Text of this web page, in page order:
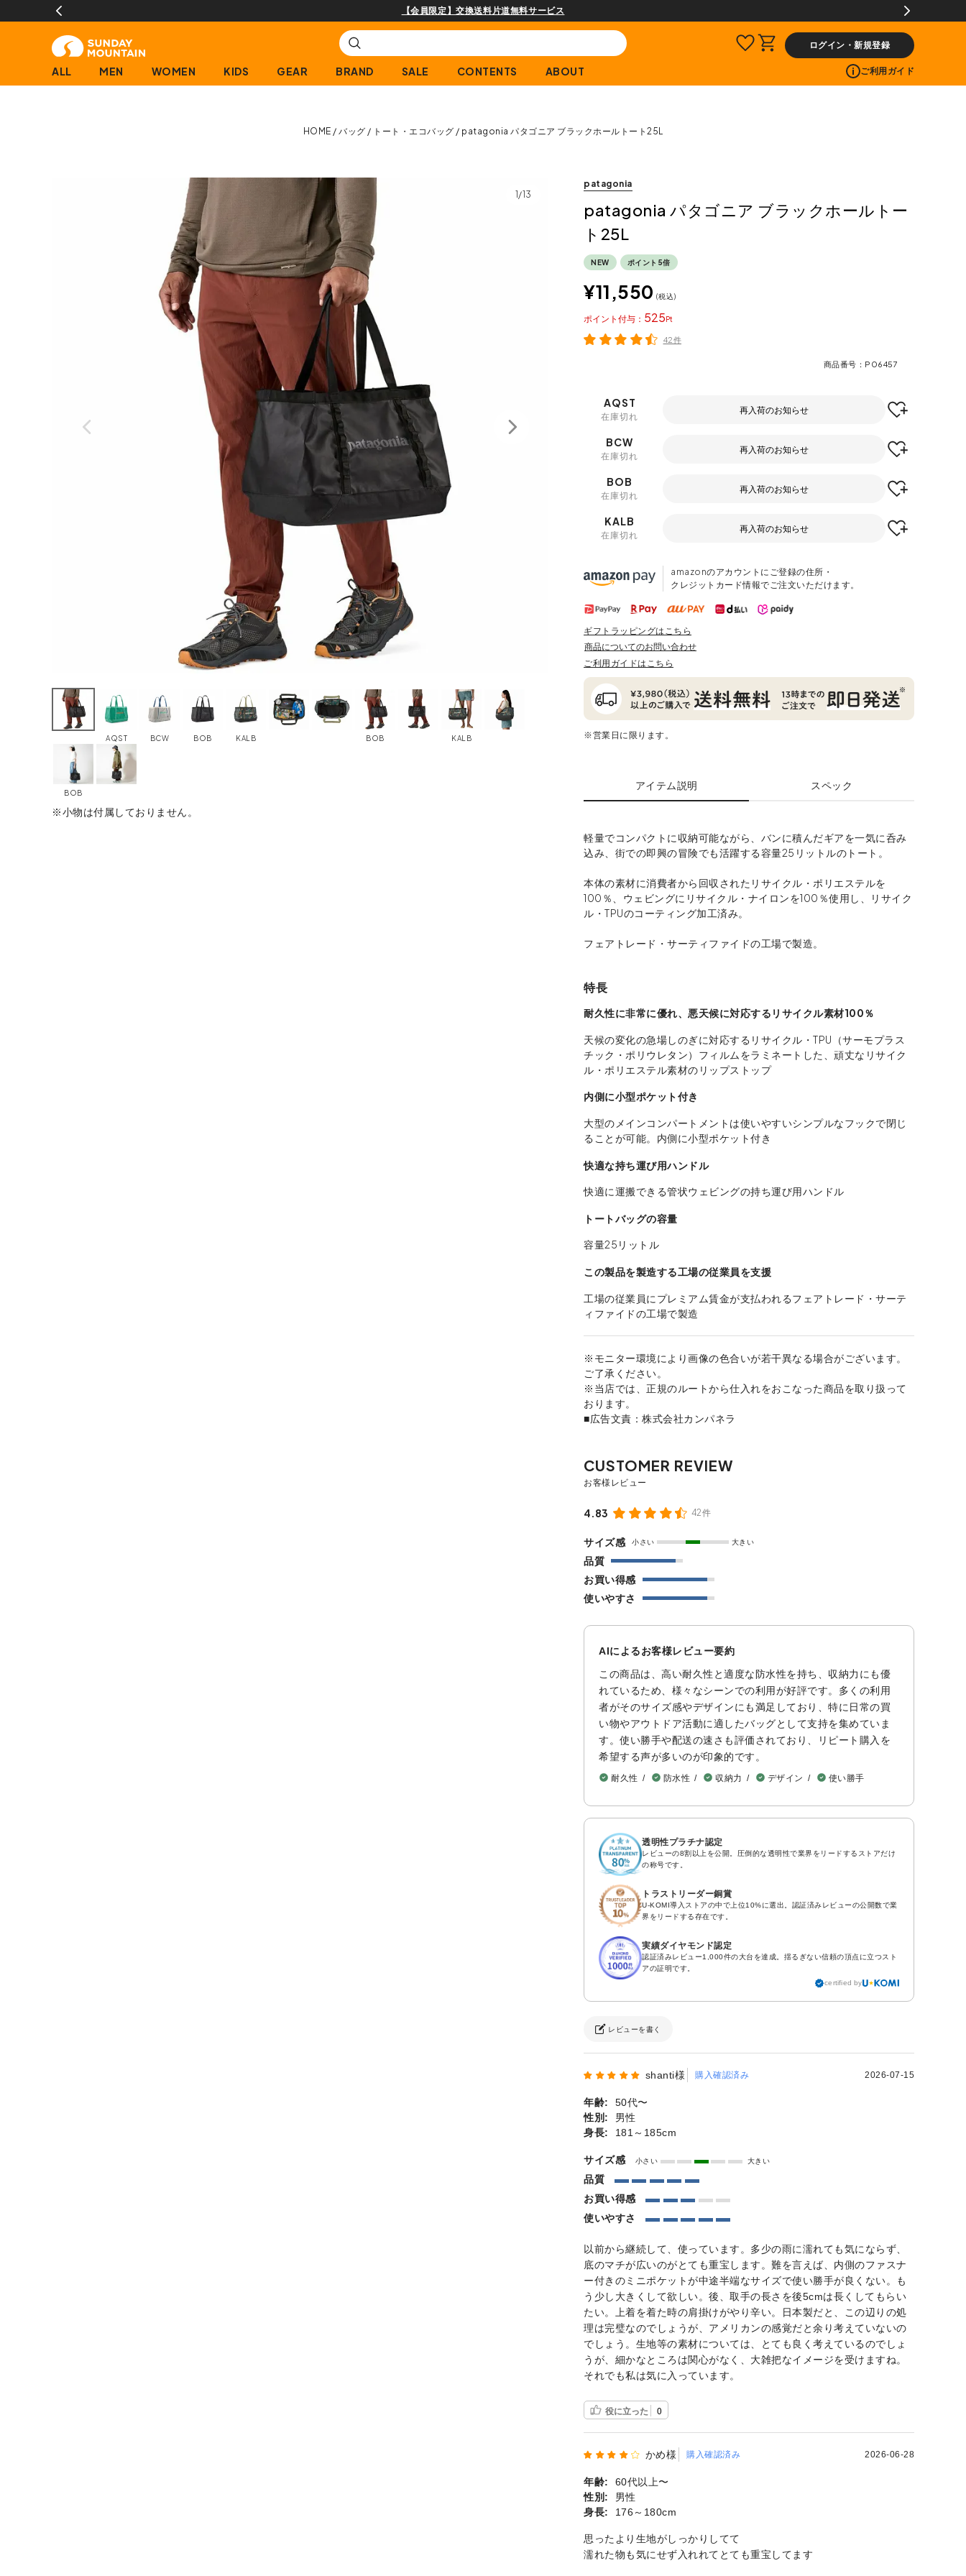
無料サービス 購入商品[¥2,000(税込)以上]のレビュー投稿で300ptプレゼント!
ログイン・新規登録
ALL MEN WOMEN KIDS GEAR BRAND SALE CONTENTS ABOUT ご利用ガイド
HOME バッグ トート・エコバッグ patagonia パタゴニア ブラックホールトート25L
1/13
AQST BCW BOB KALB BOB KALB
BOB
※小物は付属しておりません。
patagonia
patagonia パタゴニア ブラックホールトー
ト25L
NEW ポイント5倍
¥11,550 税込
525
ポイント
42件
商品番号 P06457
AQST
在庫切れ
再入荷のお知らせ
BCW
在庫切れ
再入荷のお知らせ
BOB
在庫切れ
再入荷のお知らせ
KALB
在庫切れ
再入荷のお知らせ
amazonのアカウントにご登録の住所・
クレジットカード情報でご注文いただけます。
ギフトラッピングはこちら
商品についてのお問い合わせ
ご利用ガイドはこちら
※営業日に限ります。
アイテム説明 スペック
軽量でコンパクトに収納可能ながら、バンに積んだギアを一気に呑み
込み、街での即興の冒険でも活躍する容量25リットルのトート。
本体の素材に消費者から回収されたリサイクル・ポリエステルを
100％、ウェビングにリサイクル・ナイロンを100％使用し、リサイク
ル・TPUのコーティング加工済み。
フェアトレード・サーティファイドの工場で製造。
特長
耐久性に非常に優れ、悪天候に対応するリサイクル素材100％
天候の変化の急場しのぎに対応するリサイクル・TPU（サーモプラス
チック・ポリウレタン）フィルムをラミネートした、頑丈なリサイク
ル・ポリエステル素材のリップストップ
内側に小型ポケット付き
大型のメインコンパートメントは使いやすいシンプルなフックで閉じ
ることが可能。内側に小型ポケット付き
快適な持ち運び用ハンドル
快適に運搬できる管状ウェビングの持ち運び用ハンドル
トートバッグの容量
容量25リットル
この製品を製造する工場の従業員を支援
工場の従業員にプレミアム賃金が支払われるフェアトレード・サーテ
ィファイドの工場で製造
※モニター環境により画像の色合いが若干異なる場合がございます。
ご了承ください。
※当店では、正規のルートから仕入れをおこなった商品を取り扱って
おります。
■広告文責：株式会社カンパネラ
4.83 42件
サイズ感 小さい 大きい
品質
お買い得感
使いやすさ
AIによるお客様レビュー要約
この商品は、高い耐久性と適度な防水性を持ち、収納力にも優
れているため、様々なシーンでの利用が好評です。多くの利用
者がそのサイズ感やデザインにも満足しており、特に日常の買
い物やアウトドア活動に適したバッグとして支持を集めていま
す。使い勝手や配送の速さも評価されており、リピート購入を
希望する声が多いのが印象的です。
耐久性 防水性 収納力 デザイン 使い勝手
透明性プラチナ認定
レビューの8割以上を公開。圧倒的な透明性で業界をリードするストアだけ
の称号です。
トラストリーダー銅賞
U-KOMI導入ストアの中で上位10%に選出。認証済みレビューの公開数で業
界をリードする存在です。
実績ダイヤモンド認定
認証済みレビュー1,000件の大台を達成。揺るぎない信頼の頂点に立つスト
アの証明です。
certified by
レビューを書く
shanti様 購入確認済み 2026-07-15
年齢:
50代〜
性別:
男性
身長:
181～185cm
サイズ感 小さい 大きい
品質
お買い得感
使いやすさ
以前から継続して、使っています。多少の雨に濡れても気にならず、
底のマチが広いのがとても重宝します。難を言えば、内側のファスナ
ー付きのミニポケットが中途半端なサイズで使い勝手が良くない。も
う少し大きくして欲しい。後、取手の長さを後5cmは長くしてもらい
たい。上着を着た時の肩掛けがやり辛い。日本製だと、この辺りの処
理は完璧なのでしょうが、アメリカンの感覚だと余り考えていないの
でしょう。生地等の素材については、とても良く考えているのでしょ
うが、細かなところは関心がなく、大雑把なイメージを受けますね。
それでも私は気に入っています。
役に立った 0
かめ様 購入確認済み 2026-06-28
年齢:
60代以上〜
性別:
男性
身長:
176～180cm
思ったより生地がしっかりしてて
濡れた物も気にせず入れれてとても重宝してます